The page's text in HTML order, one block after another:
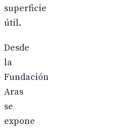
superficie
útil.
Desde
la
Fundación
Aras
se
expone